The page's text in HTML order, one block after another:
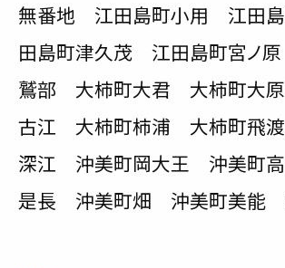
無番地 江田島町小用 江田
田島町津久茂 江田島町宮ノ
鷲部 大柿町大君 大柿町大
古江 大柿町柿浦 大柿町飛
深江 沖美町岡大王 沖美町
是長 沖美町畑 沖美町美能